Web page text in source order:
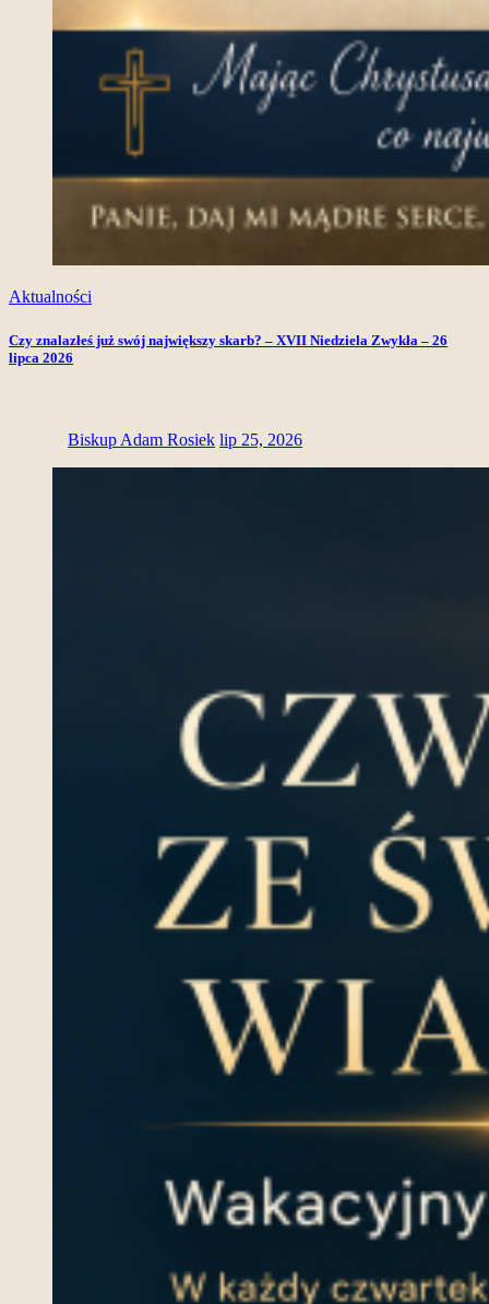
Aktualności
Czy znalazłeś już swój największy skarb? – XVII Niedziela Zwykła – 26
lipca 2026
Biskup Adam Rosiek lip 25, 2026